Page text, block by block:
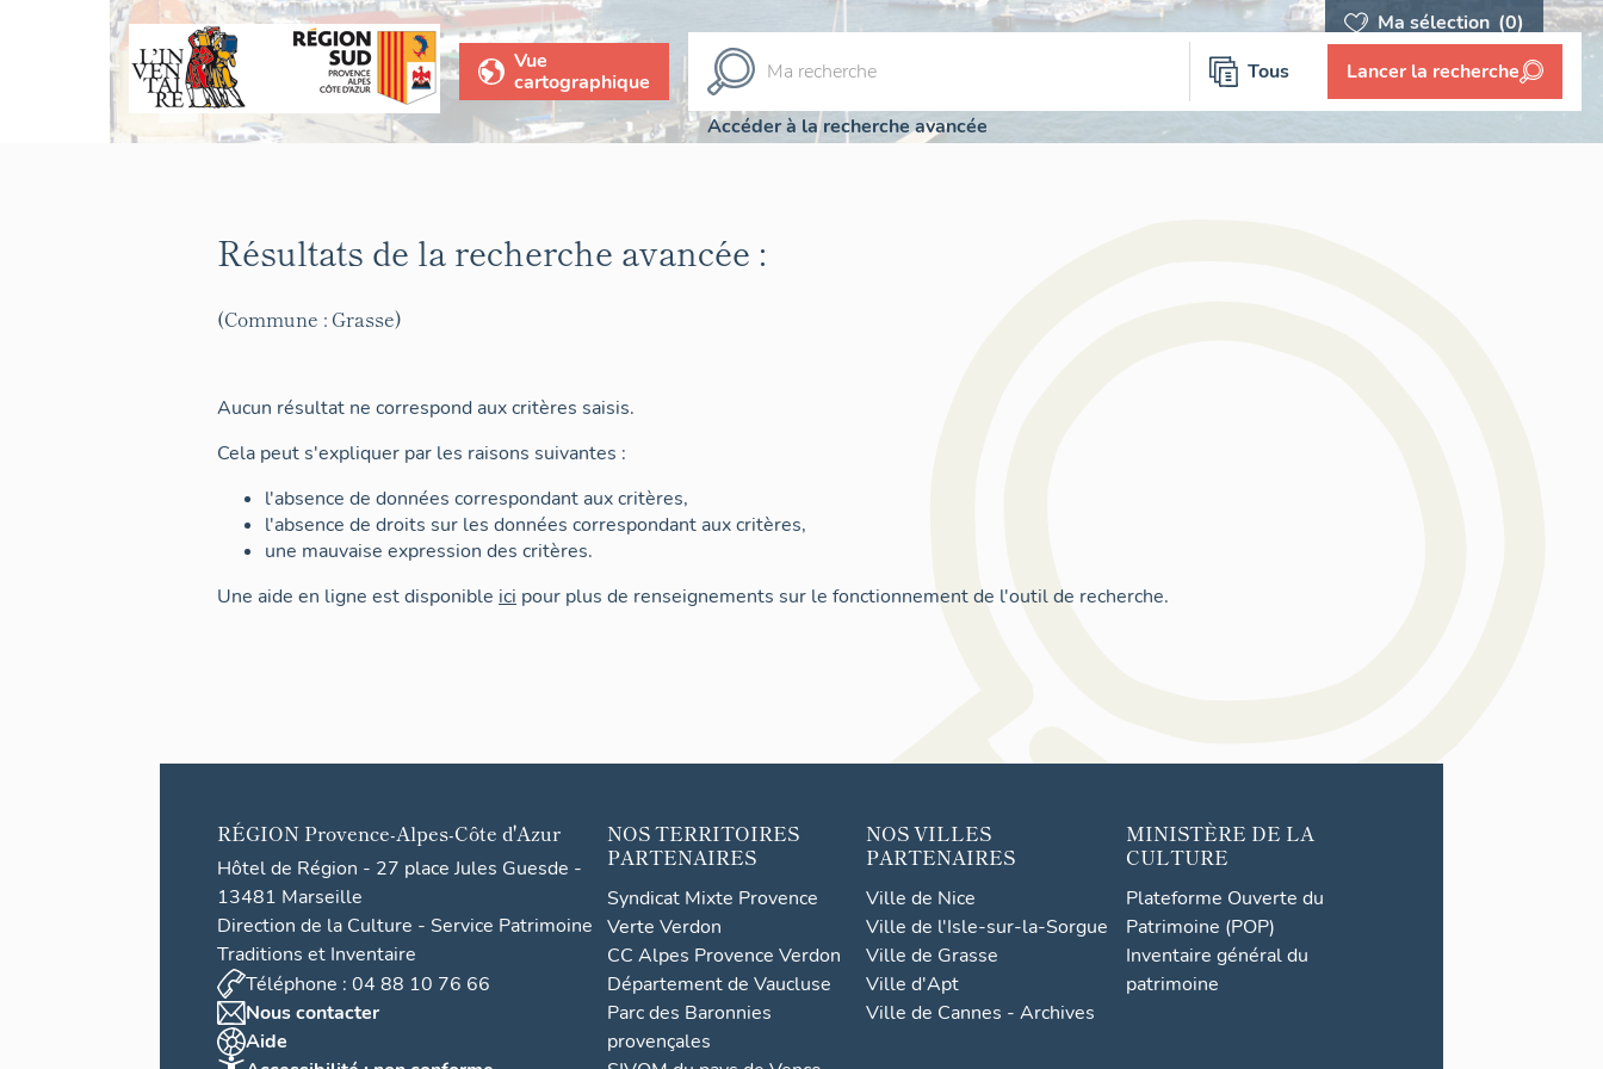
Ma sélection (0)
Vue
cartographique
Tous Lancer la recherche
Accéder à la recherche avancée
Résultats de la recherche avancée :
(Commune : Grasse)
Aucun résultat ne correspond aux critères saisis.
Cela peut s'expliquer par les raisons suivantes :
l'absence de données correspondant aux critères,
l'absence de droits sur les données correspondant aux critères,
une mauvaise expression des critères.
Une aide en ligne est disponible ici pour plus de renseignements sur le fonctionnement de l'outil de recherche.
RÉGION Provence-Alpes-Côte d'Azur
Hôtel de Région - 27 place Jules Guesde -
13481 Marseille
Direction de la Culture - Service Patrimoine
Traditions et Inventaire
Téléphone : 04 88 10 76 66
Nous contacter
Aide
NOS TERRITOIRES
PARTENAIRES
Syndicat Mixte Provence
Verte Verdon
CC Alpes Provence Verdon
Département de Vaucluse
Parc des Baronnies
provençales
NOS VILLES
PARTENAIRES
Ville de Nice
Ville de l'Isle-sur-la-Sorgue
Ville de Grasse
Ville d'Apt
Ville de Cannes - Archives
MINISTÈRE DE LA
CULTURE
Plateforme Ouverte du
Patrimoine (POP)
Inventaire général du
patrimoine